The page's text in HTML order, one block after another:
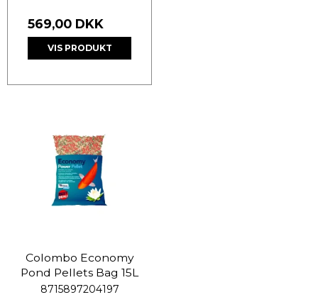
569,00 DKK
VIS PRODUKT
Colombo Economy
Pond Pellets Bag 15L
8715897204197